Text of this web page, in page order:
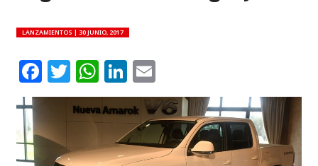
LANZAMIENTOS | 30 JUNIO, 2017
Facebook
Twitter
WhatsApp
LinkedIn
Email